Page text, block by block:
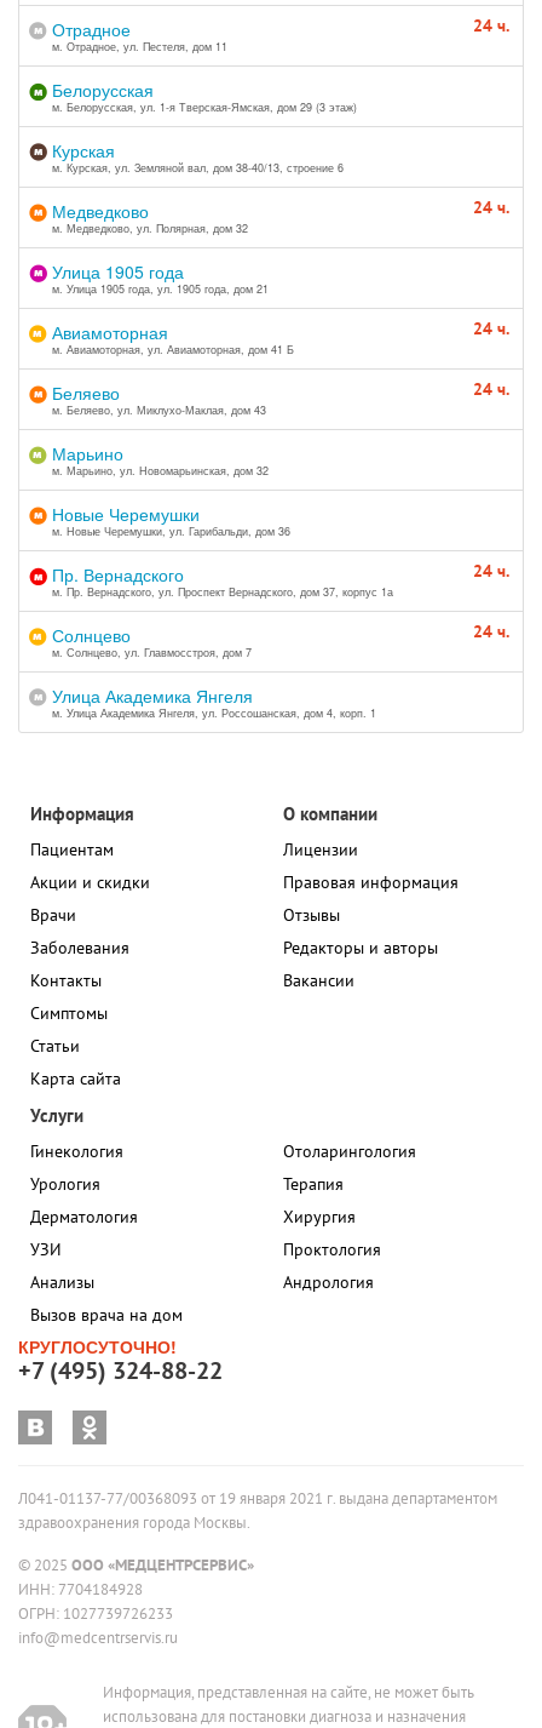
Отрадное
м. Отрадное, ул. Пестеля, дом 11
24 ч.
Белорусская
м. Белорусская, ул. 1-я Тверская-Ямская, дом 29 (3 этаж)
Курская
м. Курская, ул. Земляной вал, дом 38-40/13, строение 6
Медведково
м. Медведково, ул. Полярная, дом 32
24 ч.
Улица 1905 года
м. Улица 1905 года, ул. 1905 года, дом 21
Авиамоторная
м. Авиамоторная, ул. Авиамоторная, дом 41 Б
24 ч.
Беляево
м. Беляево, ул. Миклухо-Маклая, дом 43
24 ч.
Марьино
м. Марьино, ул. Новомарьинская, дом 32
Новые Черемушки
м. Новые Черемушки, ул. Гарибальди, дом 36
Пр. Вернадского
м. Пр. Вернадского, ул. Проспект Вернадского, дом 37, корпус 1а
24 ч.
Солнцево
м. Солнцево, ул. Главмосстроя, дом 7
24 ч.
Улица Академика Янгеля
м. Улица Академика Янгеля, ул. Россошанская, дом 4, корп. 1
Информация
Пациентам
Акции и скидки
Врачи
Заболевания
Контакты
Симптомы
Статьи
Карта сайта
О компании
Лицензии
Правовая информация
Отзывы
Редакторы и авторы
Вакансии
Услуги
Гинекология
Урология
Дерматология
УЗИ
Анализы
Вызов врача на дом
Отоларингология
Терапия
Хирургия
Проктология
Андрология
КРУГЛОСУТОЧНО!
+7 (495) 324-88-22
Л041-01137-77/00368093 от 19 января 2021 г. выдана департаментом
здравоохранения города Москвы.
© 2025 ООО «МЕДЦЕНТРСЕРВИС»
ИНН: 7704184928
ОГРН: 1027739726233
info@medcentrservis.ru
Информация, представленная на сайте, не может быть
использована для постановки диагноза и назначения